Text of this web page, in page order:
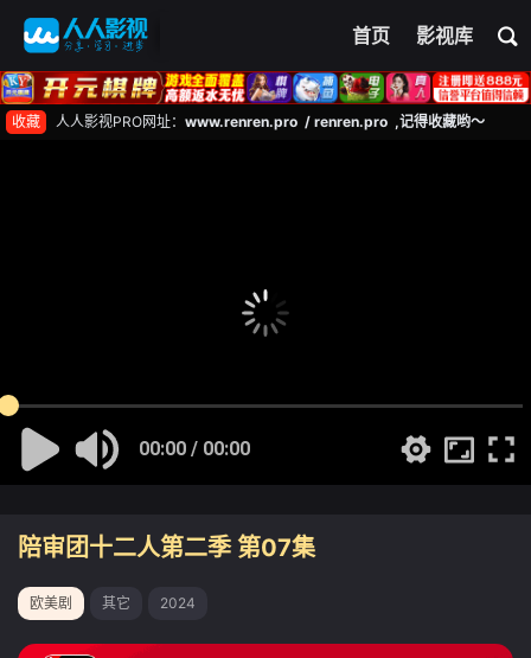
首页 影视库
收藏 人人影视PRO网址： www.renren.pro / renren.pro ,记得收藏哟～
00:00 / 00:00
陪审团十二人第二季 第07集
欧美剧 其它 2024